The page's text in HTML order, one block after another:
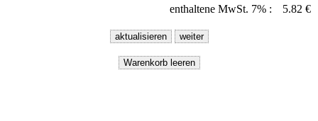
enthaltene MwSt. 7% :
5.82 €